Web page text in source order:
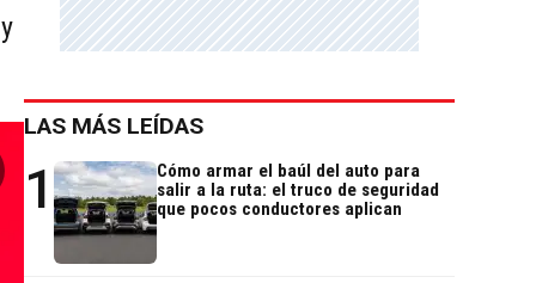
LAS MÁS LEÍDAS
1
Cómo armar el baúl del auto para
salir a la ruta: el truco de seguridad
que pocos conductores aplican